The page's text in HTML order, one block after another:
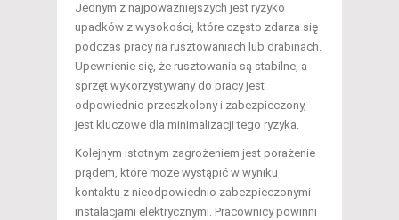
Jednym z najpoważniejszych jest ryzyko
upadków z wysokości, które często zdarza się
podczas pracy na rusztowaniach lub drabinach.
Upewnienie się, że rusztowania są stabilne, a
sprzęt wykorzystywany do pracy jest
odpowiednio przeszkolony i zabezpieczony,
jest kluczowe dla minimalizacji tego ryzyka.
Kolejnym istotnym zagrożeniem jest porażenie
prądem, które może wystąpić w wyniku
kontaktu z nieodpowiednio zabezpieczonymi
instalacjami elektrycznymi. Pracownicy powinni